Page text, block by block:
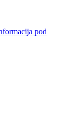
pod